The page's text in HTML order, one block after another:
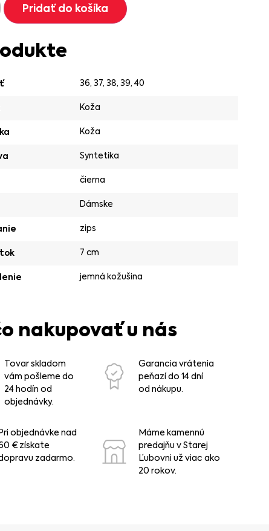
Pridať do košíka
36,37,38,39,40
Koža
Koža
Syntetika
čierna
Dámske
zips
7 cm
jemná kožušina
nakupovať u nás
Tovar skladom
vám pošleme do
24 hodín od
objednávky.
Garancia vrátenia
peňazí do 14 dní
od nákupu.
objednávke nad
€ získate
zadarmo.
Máme kamennú
predajňu v Starej
Ľubovni už viac ako
20 rokov.